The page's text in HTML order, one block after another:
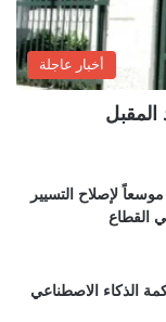
أخبار عاجلة
لإصلاح التسيير
القطاع
الذكاء الاصطناعي